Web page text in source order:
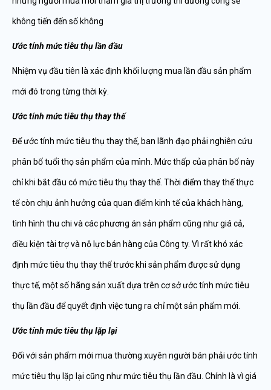
không tiến đến số không
Ước tính mức tiêu thụlần đầu
Nhiệm vụ đầu tiên là xác định khối lượng mua lần đầu sản phẩm
mới đó trong từng thời kỳ.
Ước tính mức tiêu thụthay thế
Để ước tính mức tiêu thụ thay thế, ban lãnh đạo phải nghiên cứu
phân bố tuổi thọ sản phẩm của mình. Mức thấp của phân bố này
chỉ khi bắt đầu có mức tiêu thụ thay thế. Thời điểm thay thế thực
tế còn chịu ảnh hưởng của quan điểm kinh tế của khách hàng,
tình hình thu chi và các phương án sản phẩm cũng như giá cả,
điều kiện tài trợ và nỗ lực bán hàng của Công ty. Vì rất khó xác
định mức tiêu thụ thay thế trước khi sản phẩm được sử dụng
thực tế, một số hãng sản xuất dựa trên cơ sở ước tính mức tiêu
thụ lần đầu để quyết định việc tung ra chỉ một sản phẩm mới.
Ước tính mức tiêu thụlặp lại
Đối với sản phẩm mới mua thường xuyên người bán phải ước tính
mức tiêu thụ lặp lại cũng như mức tiêu thụ lần đầu. Chính là vì giá